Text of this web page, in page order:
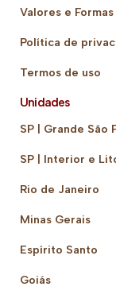
Valores e
Política de
Termos de uso
Unidades
SP | Grande São
SP | Interior e
Rio de Janeiro
Minas Gerais
Espírito Santo
Goiás